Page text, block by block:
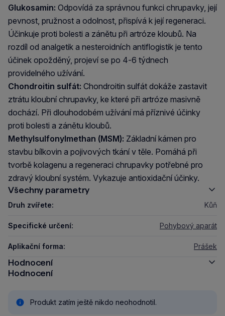
Glukosamin: Odpovídá za správnou funkci chrupavky, její
pevnost, pružnost a odolnost, přispívá k její regeneraci.
Účinkuje proti bolesti a zánětu při artróze kloubů. Na
rozdíl od analgetik a nesteroidních antiflogistik je tento
účinek opožděný, projeví se po 4-6 týdnech
providelného užívání.
Chondroitin sulfát: Chondroitin sulfát dokáže zastavit
ztrátu kloubní chrupavky, ke které při artróze masivně
dochází. Při dlouhodobém užívání má příznivé účinky
proti bolesti a zánětu kloubů.
Methylsulfonylmethan (MSM): Základní kámen pro
stavbu bílkovin a pojivových tkání v těle. Pomáhá při
tvorbě kolagenu a regeneraci chrupavky potřebné pro
zdravý kloubní systém. Vykazuje antioxidační účinky.
Všechny parametry
Druh zvířete: Kůň
Specifické určení: Pohybový aparát
Aplikační forma: Prášek
Hodnocení
Hodnocení
Produkt zatím ještě nikdo neohodnotil.